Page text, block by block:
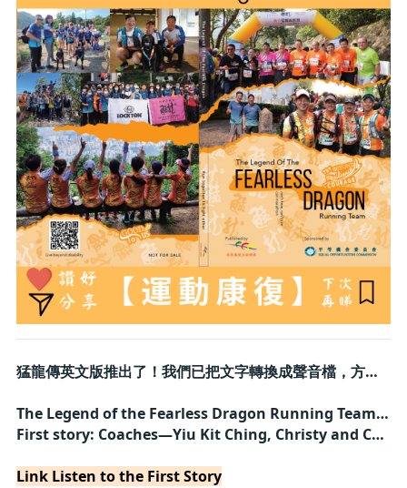
猛龍傳英文版推出了！我們已把文字轉換成聲音檔，方便視障朋友閱讀
The Legend of the Fearless Dragon Running Team, now has audio version for visually impaired people to listen
First story: Coaches—Yiu Kit Ching, Christy and Chan Ka Ho
Link Listen to the First Story